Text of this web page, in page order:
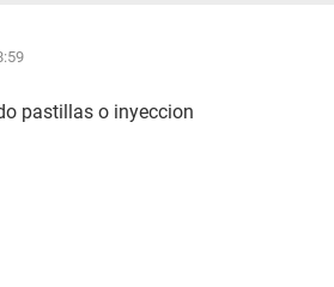
pastillas o inyeccion